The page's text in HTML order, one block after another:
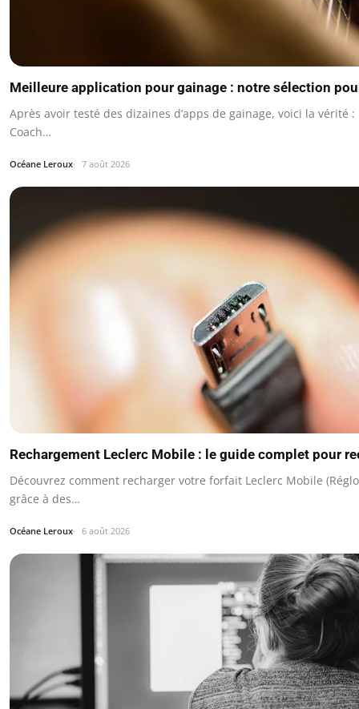
Meilleure application pour gainage : notre sélection
Après avoir testé des dizaines d’apps de gainage, voici la vérité
Coach…
Océane Leroux 7 août 2026
Rechargement Leclerc Mobile : le guide complet pour
Découvrez comment recharger votre forfait Leclerc Mobile
grâce à des…
Océane Leroux 6 août 2026